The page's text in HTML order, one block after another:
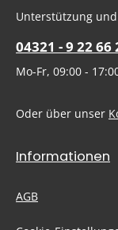
einverstanden.
Um
ein*
Unterstützung
04321 - 9 22 66
Mo-Fr, 09:00 -
Oder über unser
Informationen
AGB